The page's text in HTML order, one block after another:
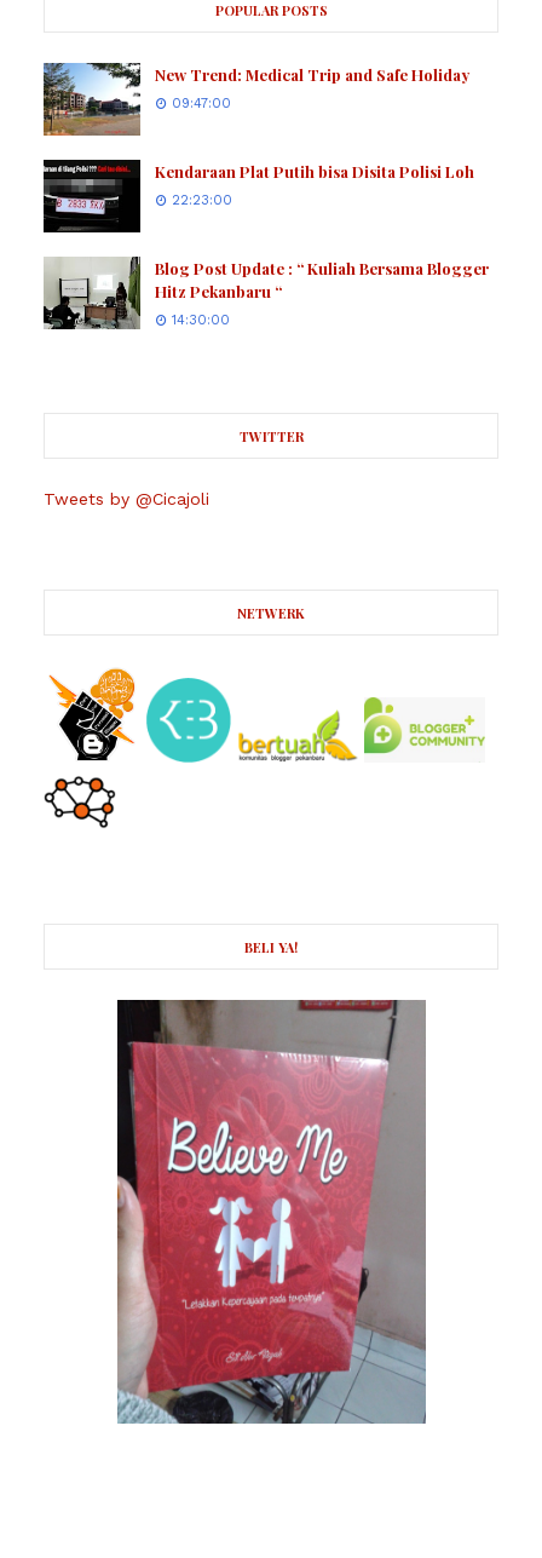
POPULAR POSTS
New Trend: Medical Trip and Safe Holiday
09:47:00
Kendaraan Plat Putih bisa Disita Polisi Loh
22:23:00
Blog Post Update : “ Kuliah Bersama Blogger
Hitz Pekanbaru “
14:30:00
TWITTER
Tweets by @Cicajoli
NETWERK
BELI YA!